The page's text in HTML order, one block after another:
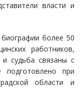
власти и
более 50
работников,
и судьба связаны с
подготовлено при
области и